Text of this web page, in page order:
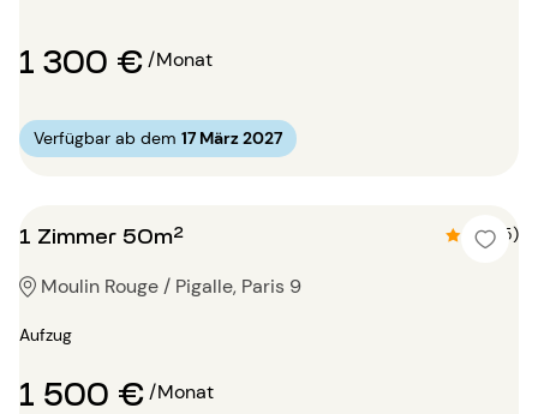
1 300 €/Monat
Verfügbar ab dem 17 März 2027
1 Zimmer 50m² 4.8 (5)
Moulin Rouge / Pigalle, Paris 9
Aufzug
1 500 €/Monat